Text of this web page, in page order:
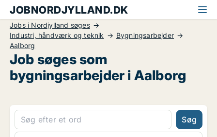
JOBNORDJYLLAND.DK
Jobs i Nordjylland søges
Industri, håndværk og teknik
Bygningsarbejder
Aalborg
Job søges som
bygningsarbejder i Aalborg
Søg